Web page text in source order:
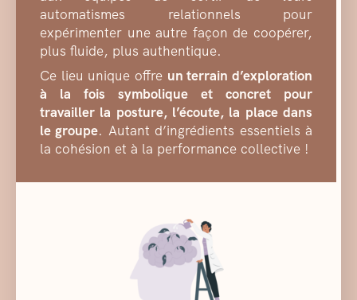
automatismes relationnels pour
expérimenter une autre façon de coopérer,
plus fluide, plus authentique.
Ce lieu unique offre un terrain d’exploration
à la fois symbolique et concret pour
travailler la posture, l’écoute, la place dans
le groupe. Autant d’ingrédients essentiels à
la cohésion et à la performance collective !